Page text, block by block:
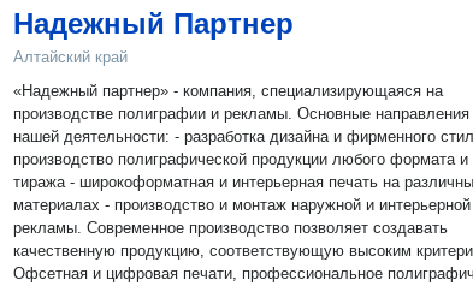
Надежный Партнер
Алтайский край
«Надежный партнер» - компания, специализирующаяся на
производстве полиграфии и рекламы. Основные направления
нашей деятельности: - разработка дизайна и фирменного
производство полиграфической продукции любого формата и
тиража - широкоформатная и интерьерная печать на
материалах - производство и монтаж наружной и интерьерной
рекламы. Современное производство позволяет создавать
качественную продукцию, соответствующую высоким
Офсетная и цифровая печати, профессиональное